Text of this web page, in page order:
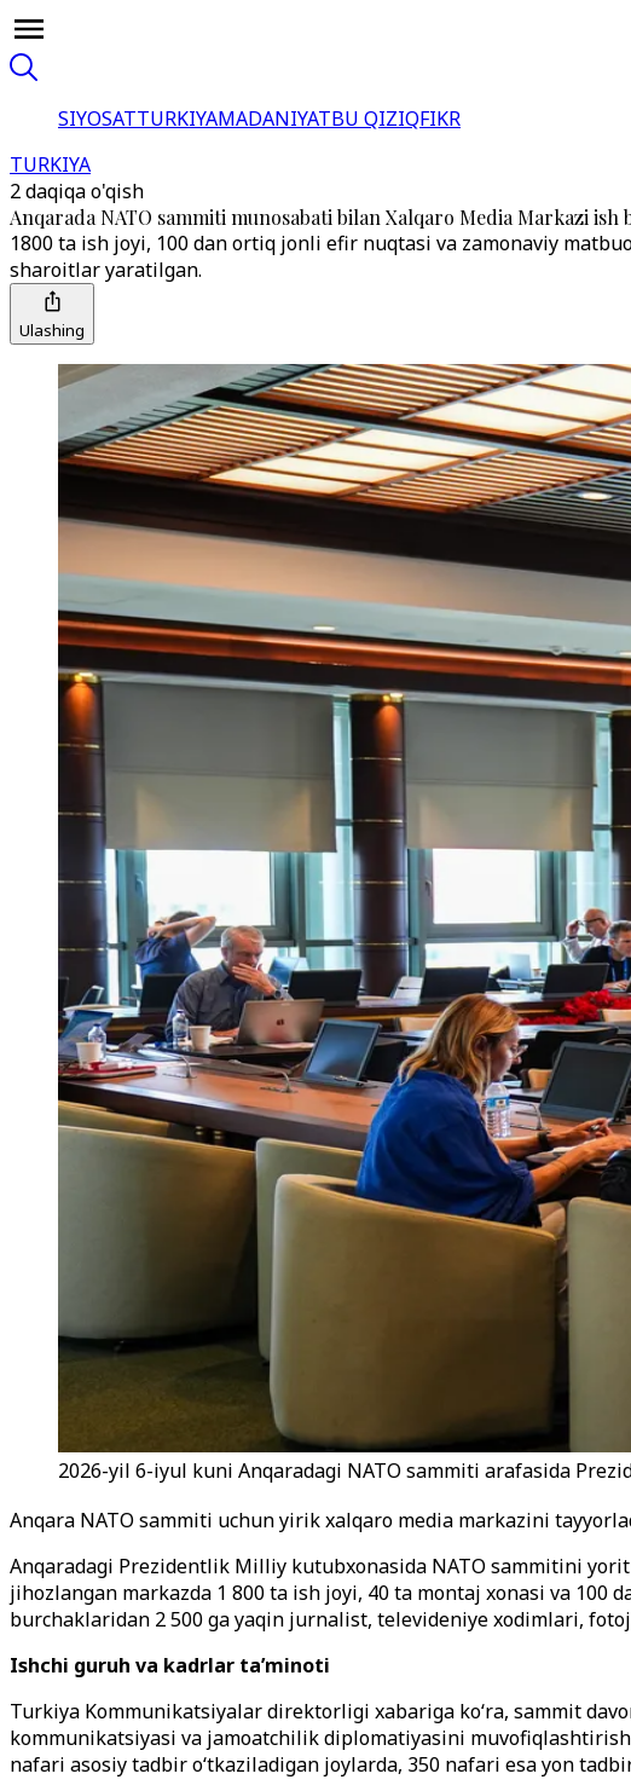
SIYOSATTURKIYAMADANIYATBU QIZIQFIKR
TURKIYA
2 daqiqa o'qish
Anqarada NATO sammiti munosabati bilan Xalqaro Media Markazi ish
1800 ta ish joyi, 100 dan ortiq jonli efir nuqtasi va zamonaviy
sharoitlar yaratilgan.
Ulashing
2026-yil 6-iyul kuni Anqaradagi NATO sammiti arafasida
Anqara NATO sammiti uchun yirik xalqaro media markazini
Anqaradagi Prezidentlik Milliy kutubxonasida NATO sammitini
jihozlangan markazda 1 800 ta ish joyi, 40 ta montaj xonasi va
burchaklaridan 2 500 ga yaqin jurnalist, televideniye xodimlari,
Ishchi guruh va kadrlar ta’minoti
Turkiya Kommunikatsiyalar direktorligi xabariga ko‘ra, sammit
kommunikatsiyasi va jamoatchilik diplomatiyasini
nafari asosiy tadbir o‘tkaziladigan joylarda, 350 nafari esa yon